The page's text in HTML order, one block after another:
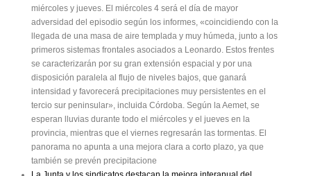
miércoles y jueves. El miércoles 4 será el día de mayor
adversidad del episodio según los informes, «coincidiendo con la
llegada de una masa de aire templada y muy húmeda, junto a los
primeros sistemas frontales asociados a Leonardo. Estos frentes
se caracterizarán por su gran extensión espacial y por una
disposición paralela al flujo de niveles bajos, que ganará
intensidad y favorecerá precipitaciones muy persistentes en el
tercio sur peninsular», incluida Córdoba. Según la Aemet, se
esperan lluvias durante todo el miércoles y el jueves en la
provincia, mientras que el viernes regresarán las tormentas. El
panorama no apunta a una mejora clara a corto plazo, ya que
también se prevén precipitacione